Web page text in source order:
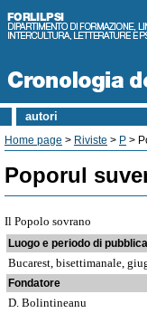
autori
Home page > Riviste > P >
Poporul
Il Popolo sovrano
Luogo e periodo di
Bucarest, bisettimanale,
Fondatore
D. Bolintineanu